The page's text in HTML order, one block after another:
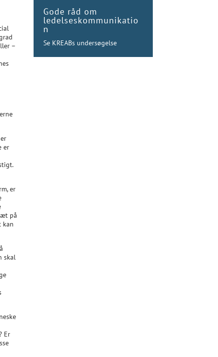
–
er
er
på
kan
skal
Er
Gode råd om
ledelseskommunikatio
n
Se KREABs undersøgelse